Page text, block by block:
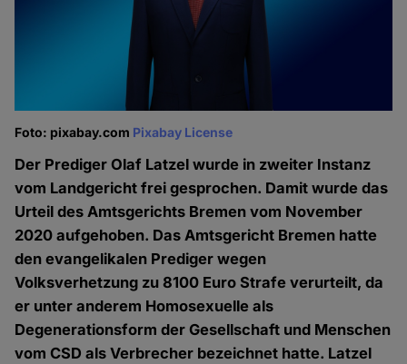
Foto: pixabay.com Pixabay License
Der Prediger Olaf Latzel wurde in zweiter Instanz
vom Landgericht frei gesprochen. Damit wurde das
Urteil des Amtsgerichts Bremen vom November
2020 aufgehoben. Das Amtsgericht Bremen hatte
den evangelikalen Prediger wegen
Volksverhetzung zu 8100 Euro Strafe verurteilt, da
er unter anderem Homosexuelle als
Degenerationsform der Gesellschaft und Menschen
vom CSD als Verbrecher bezeichnet hatte. Latzel